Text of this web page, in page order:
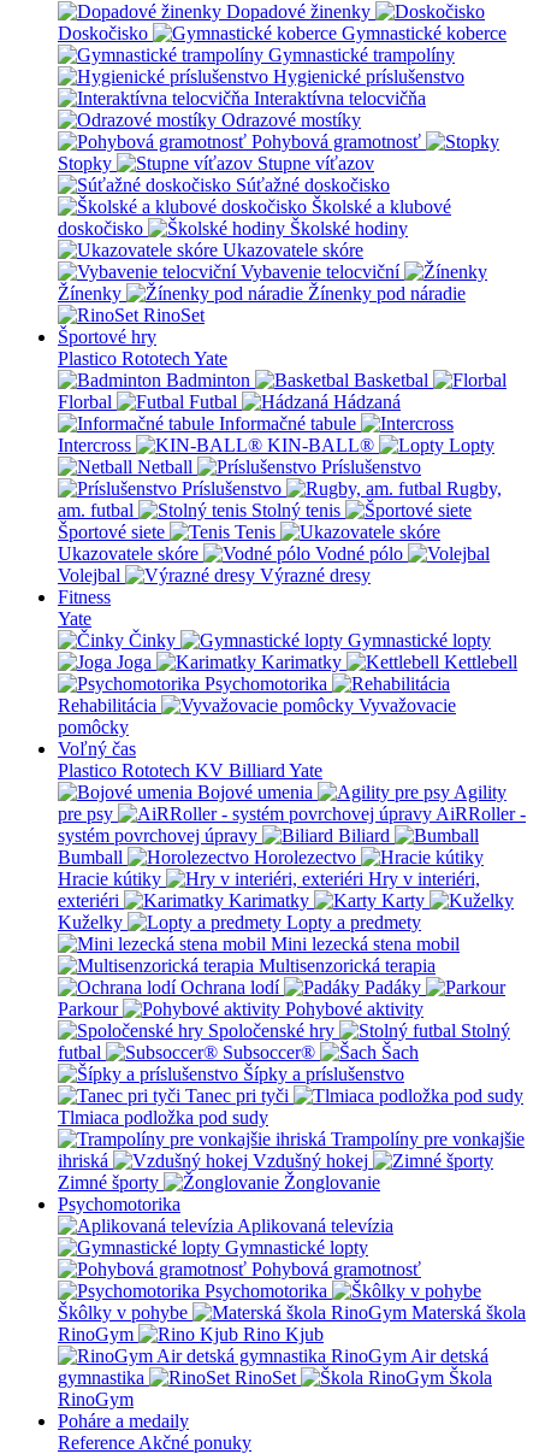
Dopadové žinenky
Doskočisko
Gymnastické koberce
Gymnastické trampolíny
Hygienické príslušenstvo
Interaktívna telocvičňa
Odrazové mostíky
Pohybová gramotnosť
Stopky
Stupne víťazov
Súťažné doskočisko
Školské a klubové
doskočisko
Školské hodiny
Ukazovatele skóre
Vybavenie telocviční
Žínenky
Žínenky pod náradie
RinoSet
Športové hry
Plastico Rototech Yate
Badminton
Basketbal
Florbal
Futbal
Hádzaná
Informačné tabule
Intercross
KIN-BALL®
Lopty
Netball
Príslušenstvo
Príslušenstvo
Rugby,
am. futbal
Stolný tenis
Športové siete
Tenis
Ukazovatele skóre
Vodné pólo
Volejbal
Výrazné dresy
Fitness
Yate
Činky
Gymnastické lopty
Joga
Karimatky
Kettlebell
Psychomotorika
Rehabilitácia
Vyvažovacie
pomôcky
Voľný čas
Plastico Rototech KV Billiard Yate
Bojové umenia
Agility
pre psy
AiRRoller -
systém povrchovej úpravy
Biliard
Bumball
Horolezectvo
Hracie kútiky
Hry v interiéri,
exteriéri
Karimatky
Karty
Kuželky
Lopty a predmety
Mini lezecká stena mobil
Multisenzorická terapia
Ochrana lodí
Padáky
Parkour
Pohybové aktivity
Spoločenské hry
Stolný
futbal
Subsoccer®
Šach
Šípky a príslušenstvo
Tanec pri tyči
Tlmiaca podložka pod sudy
Trampolíny pre vonkajšie
ihriská
Vzdušný hokej
Zimné športy
Žonglovanie
Psychomotorika
Aplikovaná televízia
Gymnastické lopty
Pohybová gramotnosť
Psychomotorika
Škôlky v pohybe
Materská škola
RinoGym
Rino Kjub
RinoGym Air detská
gymnastika
RinoSet
Škola
RinoGym
Poháre a medaily
Reference Akčné ponuky